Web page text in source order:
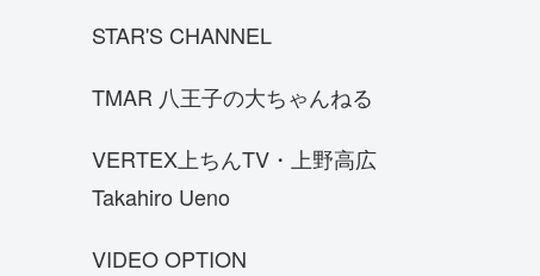
ランボルギーニ チェンテナリオ
三菱 ランサーエボリューションⅦ
ロードスターNB8C
ランボルギーニ アヴェンタドールイオ
マクラーレンF1GTR
STAR'S CHANNEL
TMAR 八王子の大ちゃんねる
VERTEX上ちんTV・上野高広
Takahiro Ueno
VIDEO OPTION